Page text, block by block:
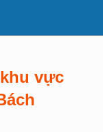
vực